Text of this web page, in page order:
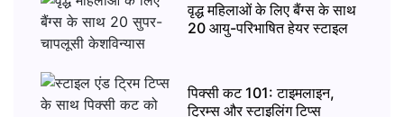
वृद्ध महिलाओं के लिए बैंग्स के साथ
20 आयु-परिभाषित हेयर स्टाइल
पिक्सी कट 101: टाइमलाइन,
ट्रिम्स और स्टाइलिंग टिप्स